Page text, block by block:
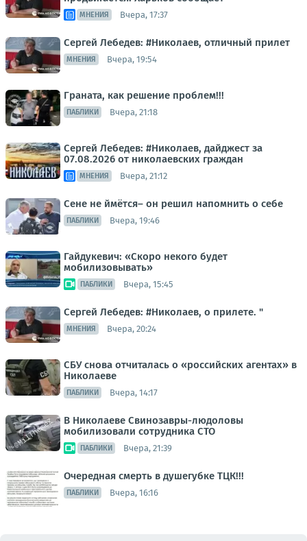
МНЕНИЯ Вчера, 17:37
Сергей Лебедев: #Николаев, отличный прилет
МНЕНИЯ Вчера, 19:54
Граната, как решение проблем!!!
ПАБЛИКИ Вчера, 21:18
Сергей Лебедев: #Николаев, дайджест за
07.08.2026 от николаевских граждан
МНЕНИЯ Вчера, 21:12
Сене не ймётся– он решил напомнить о себе
ПАБЛИКИ Вчера, 19:46
Гайдукевич: «Скоро некого будет
мобилизовывать»
ПАБЛИКИ Вчера, 15:45
Сергей Лебедев: #Николаев, о прилете. "
МНЕНИЯ Вчера, 20:24
СБУ снова отчиталась о «российских агентах» в
Николаеве
ПАБЛИКИ Вчера, 14:17
В Николаеве Свинозавры-людоловы
мобилизовали сотрудника СТО
ПАБЛИКИ Вчера, 21:39
Очередная смерть в душегубке ТЦК!!!
ПАБЛИКИ Вчера, 16:16